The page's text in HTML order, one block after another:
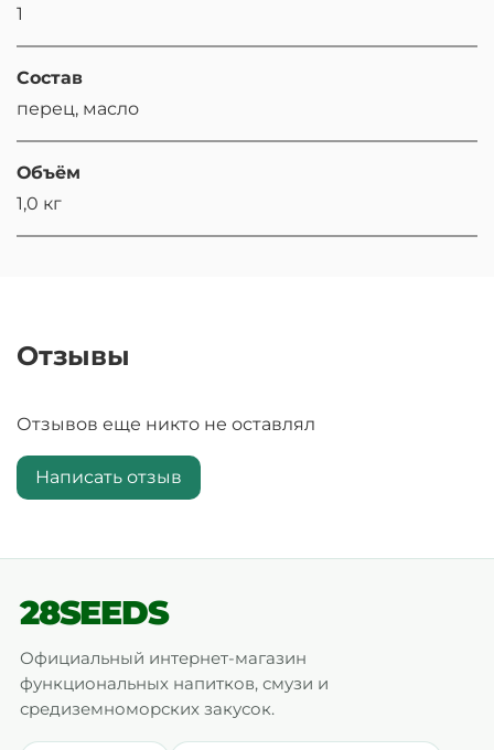
1
Состав
перец, масло
Объём
1,0 кг
Отзывы
Отзывов еще никто не оставлял
Написать отзыв
28SEEDS
Официальный интернет-магазин
функциональных напитков, смузи и
средиземноморских закусок.